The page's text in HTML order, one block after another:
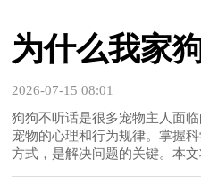
为什么我家
2026-07-15 08:01
狗狗不听话是很多宠物主人面
宠物的心理和行为规律。掌握
方式，是解决问题的关键。本